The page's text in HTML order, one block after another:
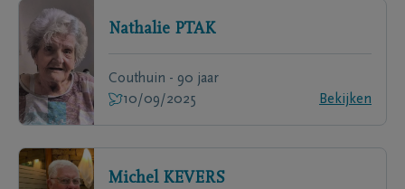
Nathalie PTAK
Couthuin - 90 jaar
10/09/2025
Bekijken
Michel KEVERS